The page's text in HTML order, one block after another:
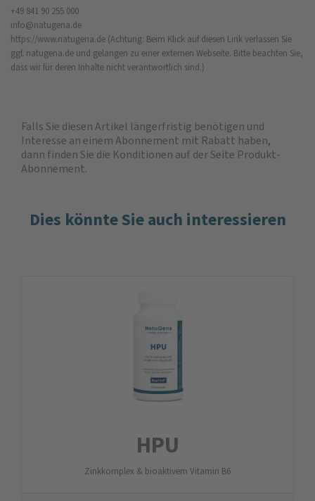
+49 841 90 255 000
info@natugena.de
https://www.natugena.de (Achtung: Beim Klick auf diesen Link verlassen Sie
ggf. natugena.de und gelangen zu einer externen Webseite. Bitte beachten Sie,
dass wir für deren Inhalte nicht verantwortlich sind.)
Falls Sie diesen Artikel längerfristig benötigen und
Interesse an einem Abonnement mit Rabatt haben,
dann finden Sie die Konditionen auf der Seite Produkt-
Abonnement.
Dies könnte Sie auch interessieren
HPU
Zinkkomplex & bioaktivem Vitamin B6